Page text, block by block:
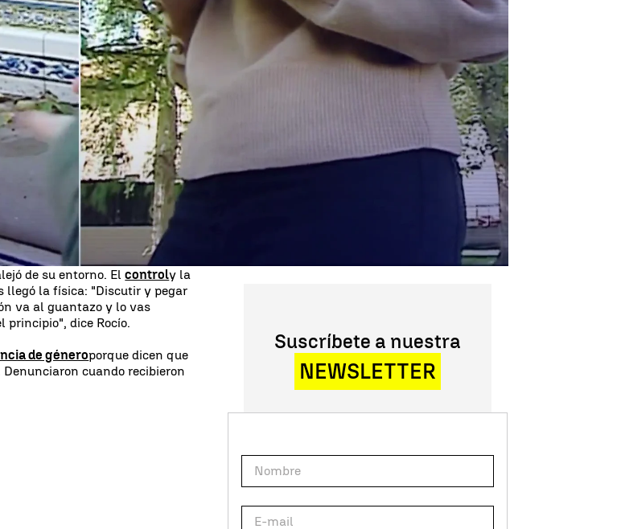
WhatsappFacebook
X Linkedin
conoce como violencia
de Violencia Contra la
de que está aumentando
principio tenían una relación
pero al año y medio
amigas, el móvil era para los
de su entorno. Elcontroly la
llegó la física: "Discutir y pegar
va al guantazo y lo vas
principio", dice Rocío.
de géneroporque dicen que
cuando recibieron
Suscríbete a nuestra
NEWSLETTER